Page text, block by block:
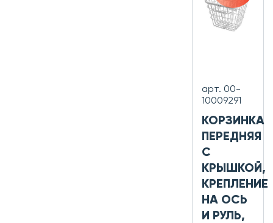
арт. 00-
10009291
КОРЗИНКА
ПЕРЕДНЯЯ
С
КРЫШКОЙ,
КРЕПЛЕНИЕ
НА ОСЬ
И РУЛЬ,